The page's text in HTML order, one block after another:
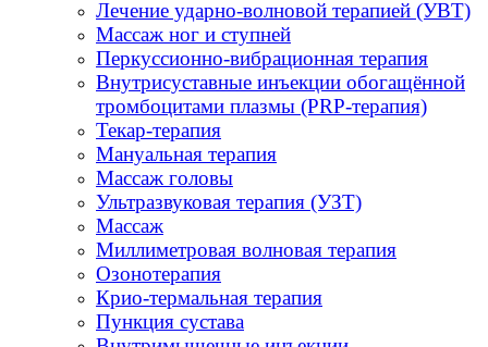
Лечение ударно-волновой терапией (УВТ)
Массаж ног и ступней
Перкуссионно-вибрационная терапия
Внутрисуставные инъекции обогащённой
тромбоцитами плазмы (PRP-терапия)
Текар-терапия
Мануальная терапия
Массаж головы
Ультразвуковая терапия (УЗТ)
Массаж
Миллиметровая волновая терапия
Озонотерапия
Крио-термальная терапия
Пункция сустава